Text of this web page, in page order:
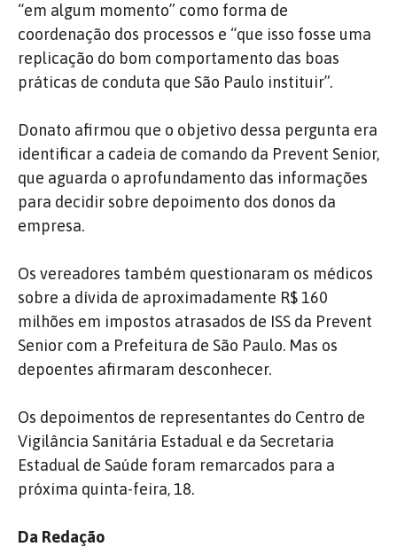
“em algum momento” como forma de
coordenação dos processos e “que isso fosse uma
replicação do bom comportamento das boas
práticas de conduta que São Paulo instituir”.
Donato afirmou que o objetivo dessa pergunta era
identificar a cadeia de comando da Prevent Senior,
que aguarda o aprofundamento das informações
para decidir sobre depoimento dos donos da
empresa.
Os vereadores também questionaram os médicos
sobre a dívida de aproximadamente R$ 160
milhões em impostos atrasados de ISS da Prevent
Senior com a Prefeitura de São Paulo. Mas os
depoentes afirmaram desconhecer.
Os depoimentos de representantes do Centro de
Vigilância Sanitária Estadual e da Secretaria
Estadual de Saúde foram remarcados para a
próxima quinta-feira, 18.
Da Redação